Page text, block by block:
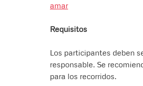
amar
Requisitos
Los participantes deben
responsable. Se
para los recorridos.